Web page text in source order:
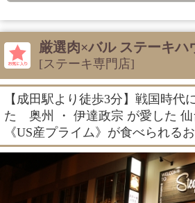
厳選肉×バル ステーキハ
[ステーキ専門店]
【成田駅より徒歩3分】戦国時代
た 奥州 ・ 伊達政宗 が愛した 仙
《US産プライム》が食べられる